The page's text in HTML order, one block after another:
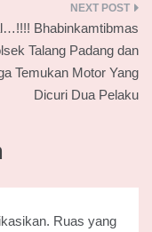
Bhabinkamtibmas
Talang Padang dan
Temukan Motor Yang
Dicuri Dua Pelaku
Ruas yang